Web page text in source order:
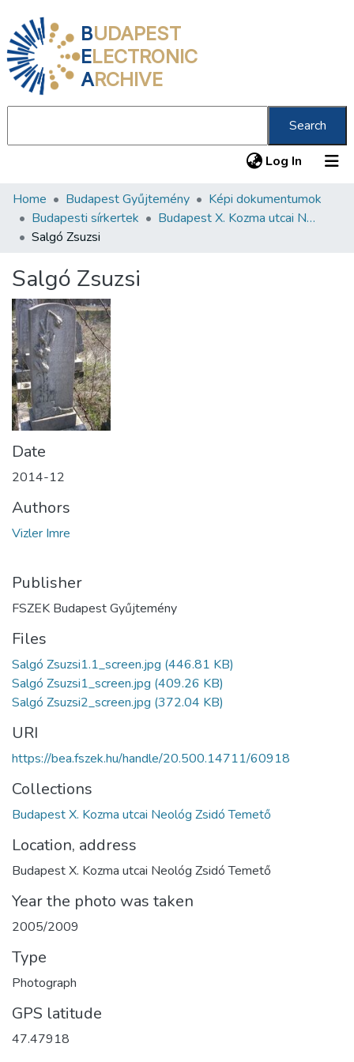
BUDAPEST
ELECTRONIC
ARCHIVE
Search
Log In (current)
Communities & Collections
All of DSpace
About us
Home Budapest Gyűjtemény
Képi dokumentumok
Budapesti sírkertek
Budapest X. Kozma utcai Neológ Zsidó Temető
Salgó Zsuzsi
Salgó Zsuzsi
Date
2014-12
Authors
Vizler Imre
Publisher
FSZEK Budapest Gyűjtemény
Files
Salgó Zsuzsi1.1_screen.jpg (446.81 KB)
Salgó Zsuzsi1_screen.jpg (409.26 KB)
Salgó Zsuzsi2_screen.jpg (372.04 KB)
URI
https://bea.fszek.hu/handle/20.500.14711/60918
Collections
Budapest X. Kozma utcai Neológ Zsidó Temető
Location, address
Budapest X. Kozma utcai Neológ Zsidó Temető
Year the photo was taken
2005/2009
Type
Photograph
GPS latitude
47.47918